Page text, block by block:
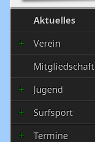
Aktuelles
Verein
Mitgliedschaft
Jugend
Surfsport
Termine